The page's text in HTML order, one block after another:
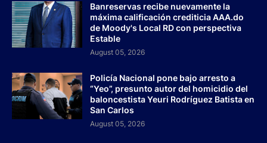
Banreservas recibe nuevamente la
máxima calificación crediticia AAA.do
de Moody's Local RD con perspectiva
Estable
August 05, 2026
Policía Nacional pone bajo arresto a
“Yeo”, presunto autor del homicidio del
baloncestista Yeuri Rodríguez Batista en
San Carlos
August 05, 2026